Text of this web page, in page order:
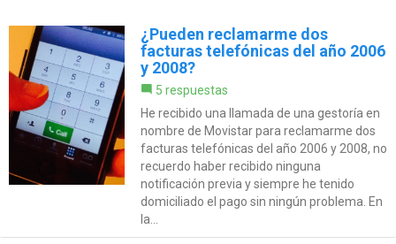
¿Pueden reclamarme dos
facturas telefónicas del año 2006
y 2008?
5 respuestas
He recibido una llamada de una gestoría en
nombre de Movistar para reclamarme dos
facturas telefónicas del año 2006 y 2008, no
recuerdo haber recibido ninguna
notificación previa y siempre he tenido
domiciliado el pago sin ningún problema. En
la...